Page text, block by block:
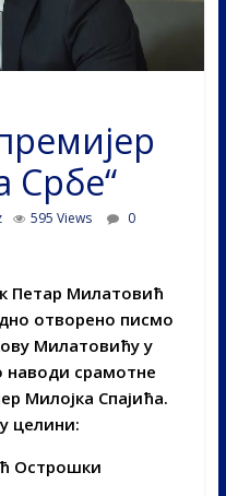
Србе“
595 Views
0
Петар Милатовић
отворено писмо
Милатовићу у
наводи срамотне
Милојка Спајића.
целини:
Острошки